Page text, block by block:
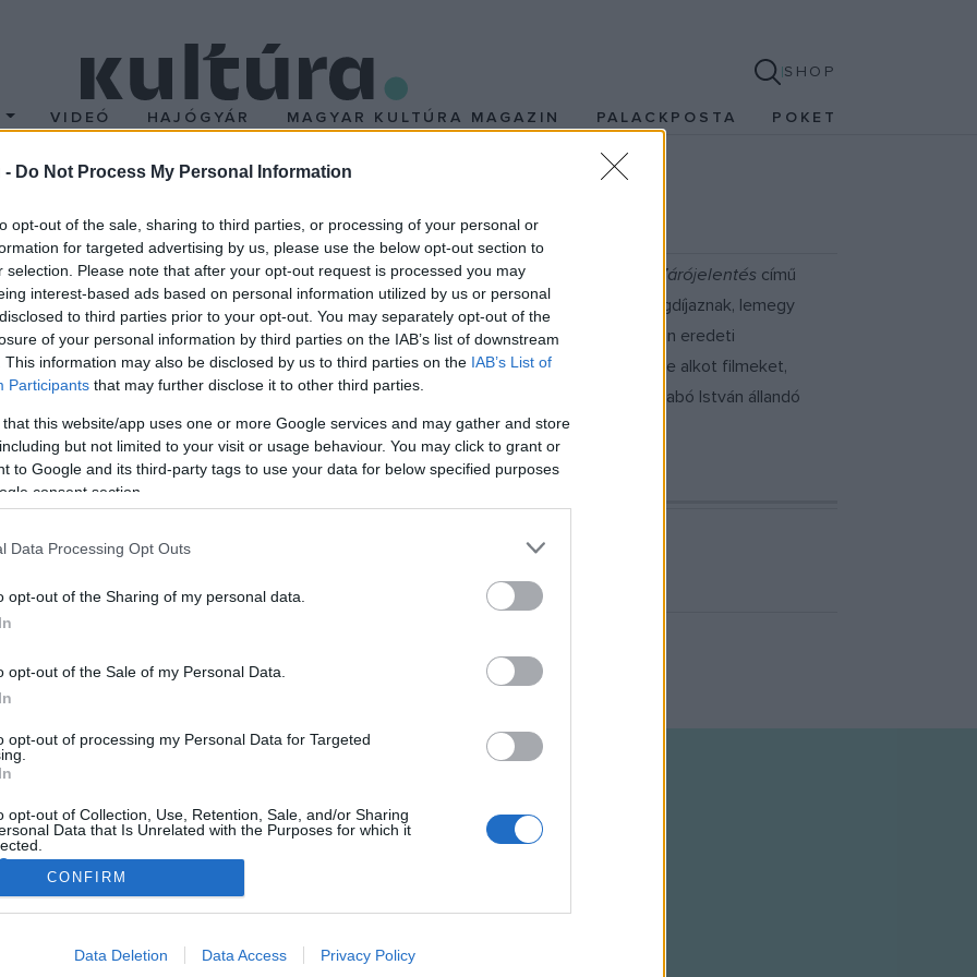
- Do Not Process My Personal Information
opt-out of the sale, sharing to third parties, or processing of your personal or
for targeted advertising by us, please use the below opt-out section to
selection. Please note that after your opt-out request is processed you may
interest-based ads based on personal information utilized by us or personal
to third parties prior to your opt-out. You may separately opt-out of the
of your personal information by third parties on the IAB’s list of downstream
This information may also be disclosed by us to third parties on the IAB’s List of
Participants that may further disclose it to other third parties.
that this website/app uses one or more Google services and may gather and store
but not limited to your visit or usage behaviour. You may click to grant or
to Google and its third-party tags to use your data for below specified purposes
consent section.
Data Processing Opt Outs
opt-out of the Sharing of my personal data.
opt-out of the Sale of my Personal Data.
opt-out of processing my Personal Data for Targeted
opt-out of Collection, Use, Retention, Sale, and/or Sharing
Data that Is Unrelated with the Purposes for which it
allow Google to enable storage related to advertising like cookies on
CONFIRM
Data Deletion Data Access Privacy Policy
SHOP
VIDEÓ HAJÓGYÁR MAGYAR KULTÚRA MAGAZIN PALACKPOSTA POKET
István!
és Kossuth-díjas magyar filmrendező, a nemzet művésze új filmjének forgatása. A Zárójelentés című
Nemzeti Filmalap. A film története szerint a főhős orvosprofesszor, akit váratlanul nyugdíjaznak, lemegy
önmagát. Mindebben társa általános iskolai barátja, a falu plébánosa. A Szabó István eredeti
Sándor Pál és Tőzsér Attila. Szabó István és Sándor Pál is több mint hat évtizede alkot filmeket,
fut össze: aZárójelentéscímű filmen dolgoznak először együtt. A film operatőre Szabó István állandó
felében várható.